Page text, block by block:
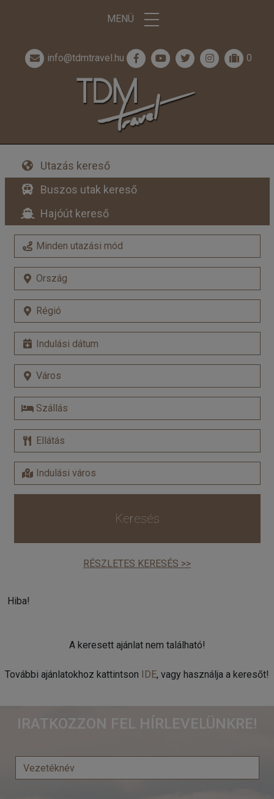
MENÜ
info@tdmtravel.hu 0
Utazás kereső
Buszos utak kereső
Hajóút kereső
Keresés
RÉSZLETES KERESÉS >>
Hiba!
A keresett ajánlat nem található!
További ajánlatokhoz kattintson IDE, vagy használja a keresőt!
IRATKOZZON FEL HÍRLEVELÜNKRE!